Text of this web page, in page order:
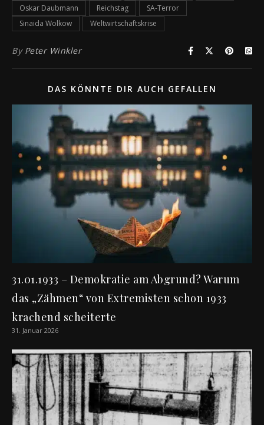
Oskar Daubmann
Reichstag
SA-Terror
Sinaida Wolkow
Weltwirtschaftskrise
By Peter Winkler
DAS KÖNNTE DIR AUCH GEFALLEN
31.01.1933 – Demokratie am Abgrund? Warum
das „Zähmen“ von Extremisten schon 1933
krachend scheiterte
31. Januar 2026